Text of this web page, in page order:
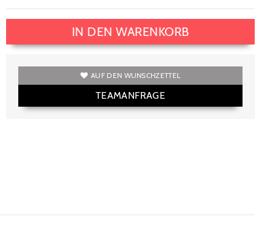
IN DEN WARENKORB
AUF DEN WUNSCHZETTEL
TEAMANFRAGE